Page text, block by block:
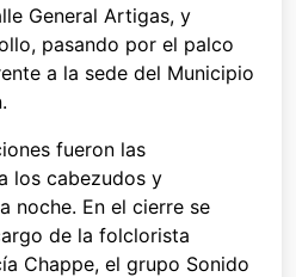
General Artigas, y
pasando por el palco
a la sede del Municipio
fueron las
los cabezudos y
noche. En el cierre se
de la folclorista
Chappe, el grupo Sonido